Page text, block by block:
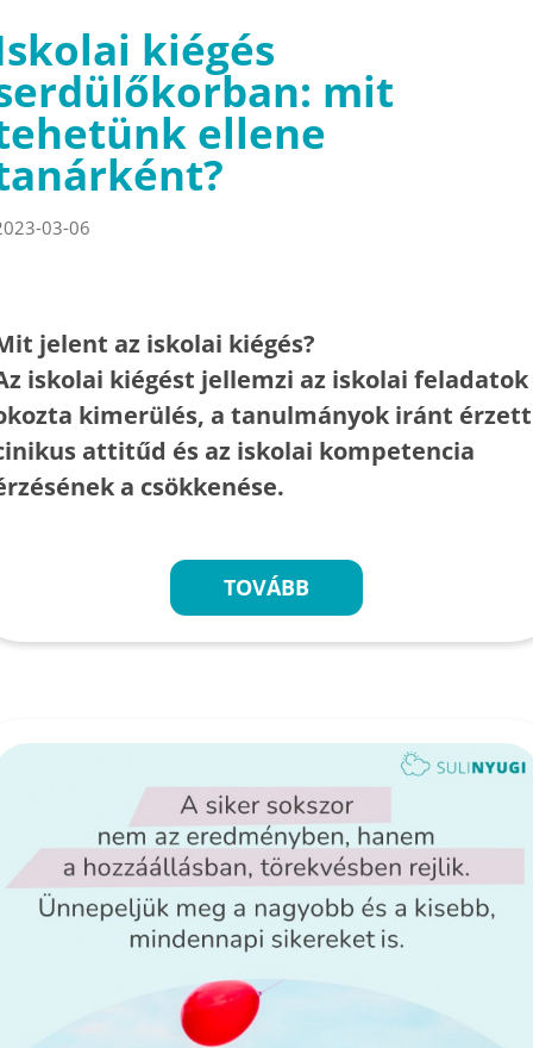
kiégés
mit
ellene
03-06
jelent az iskolai kiégés?
iskolai kiégést jellemzi az iskolai feladatok
kimerülés, a tanulmányok iránt érzett
attitűd és az iskolai kompetencia
a csökkenése.
TOVÁBB